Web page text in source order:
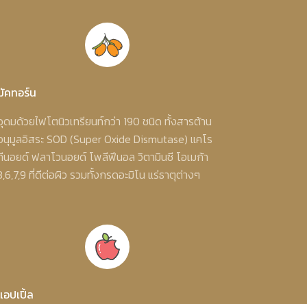
คทอร์น
ดมด้วยไฟโตนิวเทรียนท์กว่า 190 ชนิด ทั้งสารต้าน
นุมูลอิสระ SOD (Super Oxide Dismutase) แคโร
นอยด์ ฟลาโวนอยด์ โพลีฟีนอล วิตามินซี โอเมก้า
ที่ดีต่อผิว รวมทั้งกรดอะมิโน แร่ธาตุต่างๆ
อปเปิ้ล